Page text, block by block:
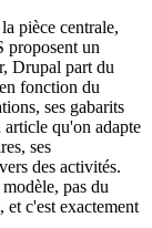
pièce centrale,
proposent un
Drupal part du
fonction du
ses gabarits
qu'on adapte
ses
des activités.
pas du
et c'est exactement